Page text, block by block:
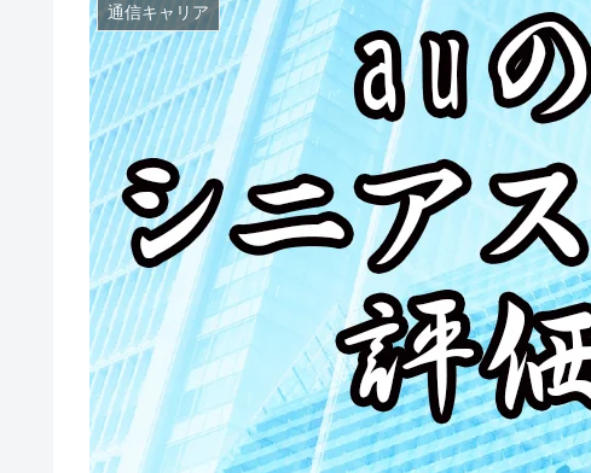
通信キャリア